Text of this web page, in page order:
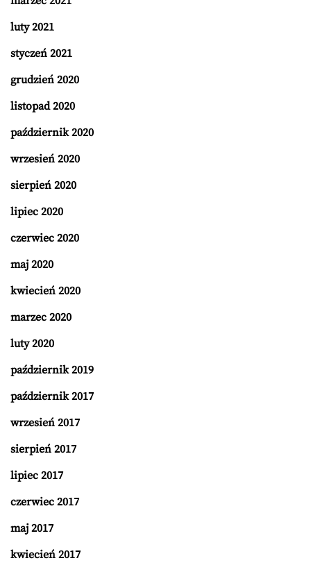
luty 2021
styczeń 2021
grudzień 2020
listopad 2020
październik 2020
wrzesień 2020
sierpień 2020
lipiec 2020
czerwiec 2020
maj 2020
kwiecień 2020
marzec 2020
luty 2020
październik 2019
październik 2017
wrzesień 2017
sierpień 2017
lipiec 2017
czerwiec 2017
maj 2017
kwiecień 2017